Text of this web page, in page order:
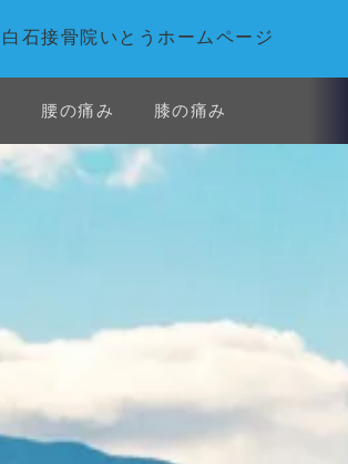
白石接骨院いとうホームページ
腰の痛み 膝の痛み